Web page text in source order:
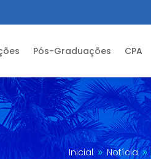
Pós-Graduações CPA
Inicial 9 Notícia 9